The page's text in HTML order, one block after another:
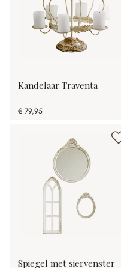
Kandelaar Traventa
€ 79,95
Spiegel met siervenster